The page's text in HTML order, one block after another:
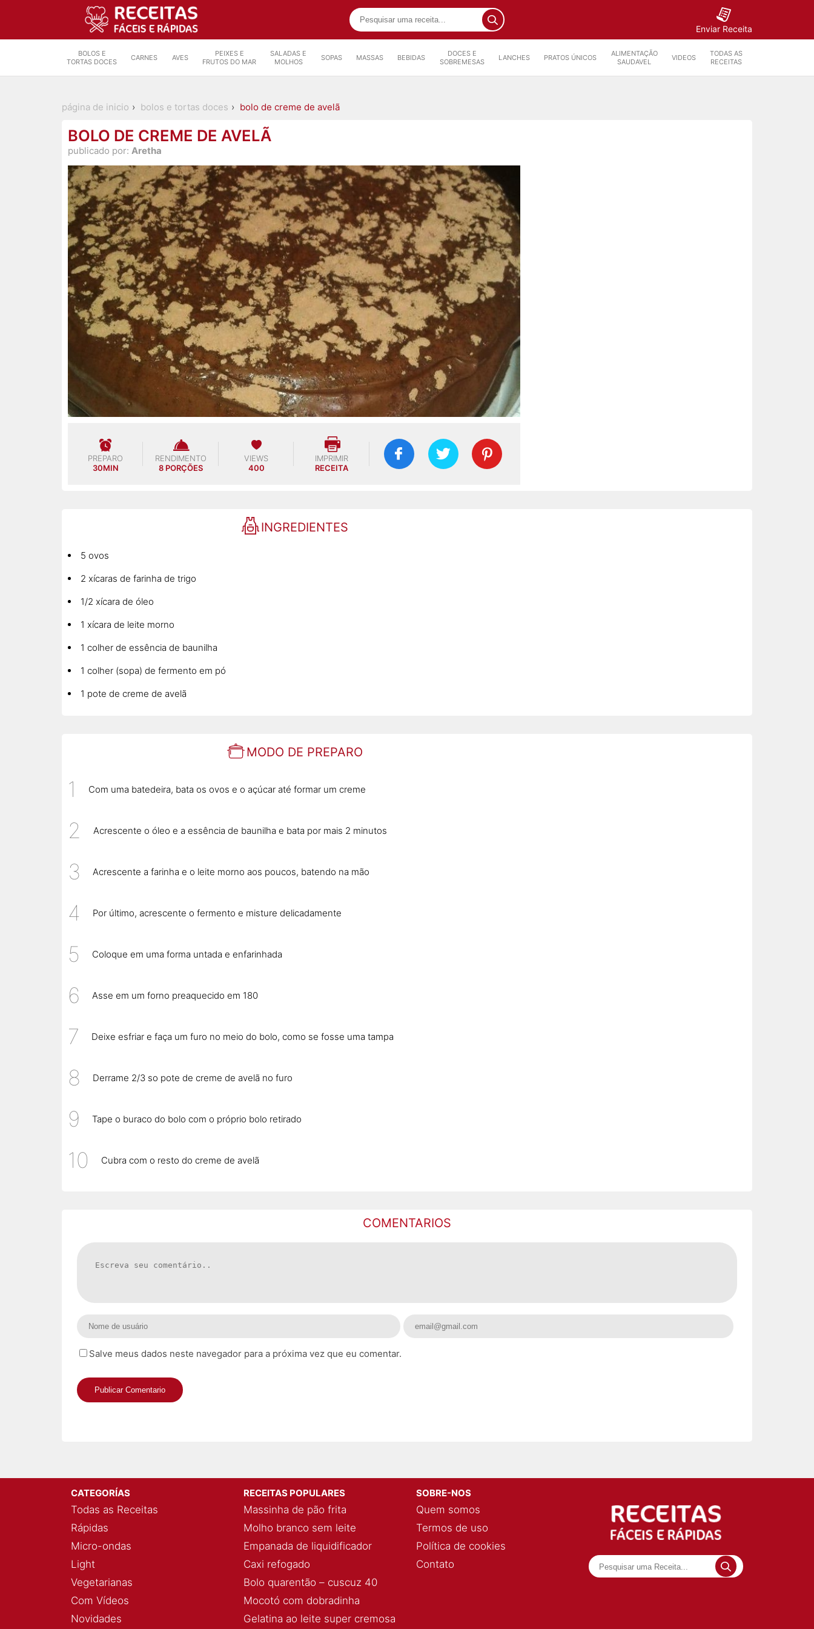
Enviar Receita
BOLOS E
TORTAS DOCES
CARNES AVES
PEIXES E
FRUTOS DO MAR
SALADAS E
MOLHOS
SOPAS MASSAS BEBIDAS
DOCES E
SOBREMESAS
LANCHES PRATOS ÚNICOS
ALIMENTAÇÃO
SAUDAVEL
VIDEOS
TODAS AS
RECEITAS
página de inicio bolos e tortas doces bolo de creme de avelã
BOLO DE CREME DE AVELÃ
publicado por: Aretha
PREPARO
30MIN
RENDIMENTO
8 PORÇÕES
VIEWS
400
IMPRIMIR
RECEITA
INGREDIENTES
5 ovos
2 xícaras de farinha de trigo
1/2 xícara de óleo
1 xícara de leite morno
1 colher de essência de baunilha
1 colher (sopa) de fermento em pó
1 pote de creme de avelã
MODO DE PREPARO
Com uma batedeira, bata os ovos e o açúcar até formar um creme
Acrescente o óleo e a essência de baunilha e bata por mais 2 minutos
Acrescente a farinha e o leite morno aos poucos, batendo na mão
Por último, acrescente o fermento e misture delicadamente
Coloque em uma forma untada e enfarinhada
Asse em um forno preaquecido em 180
Deixe esfriar e faça um furo no meio do bolo, como se fosse uma tampa
Derrame 2/3 so pote de creme de avelã no furo
Tape o buraco do bolo com o próprio bolo retirado
Cubra com o resto do creme de avelã
COMENTARIOS
Salve meus dados neste navegador para a próxima vez que eu comentar.
CATEGORÍAS
Todas as Receitas
Rápidas
Micro-ondas
Light
Vegetarianas
Com Vídeos
Novidades
RECEITAS POPULARES
Massinha de pão frita
Molho branco sem leite
Empanada de liquidificador
Caxi refogado
Bolo quarentão – cuscuz 40
Mocotó com dobradinha
Gelatina ao leite super cremosa
SOBRE-NOS
Quem somos
Termos de uso
Política de cookies
Contato